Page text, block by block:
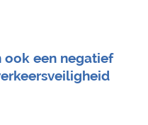
ook een negatief